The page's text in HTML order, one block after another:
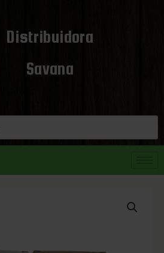
Distribuidora
Savana